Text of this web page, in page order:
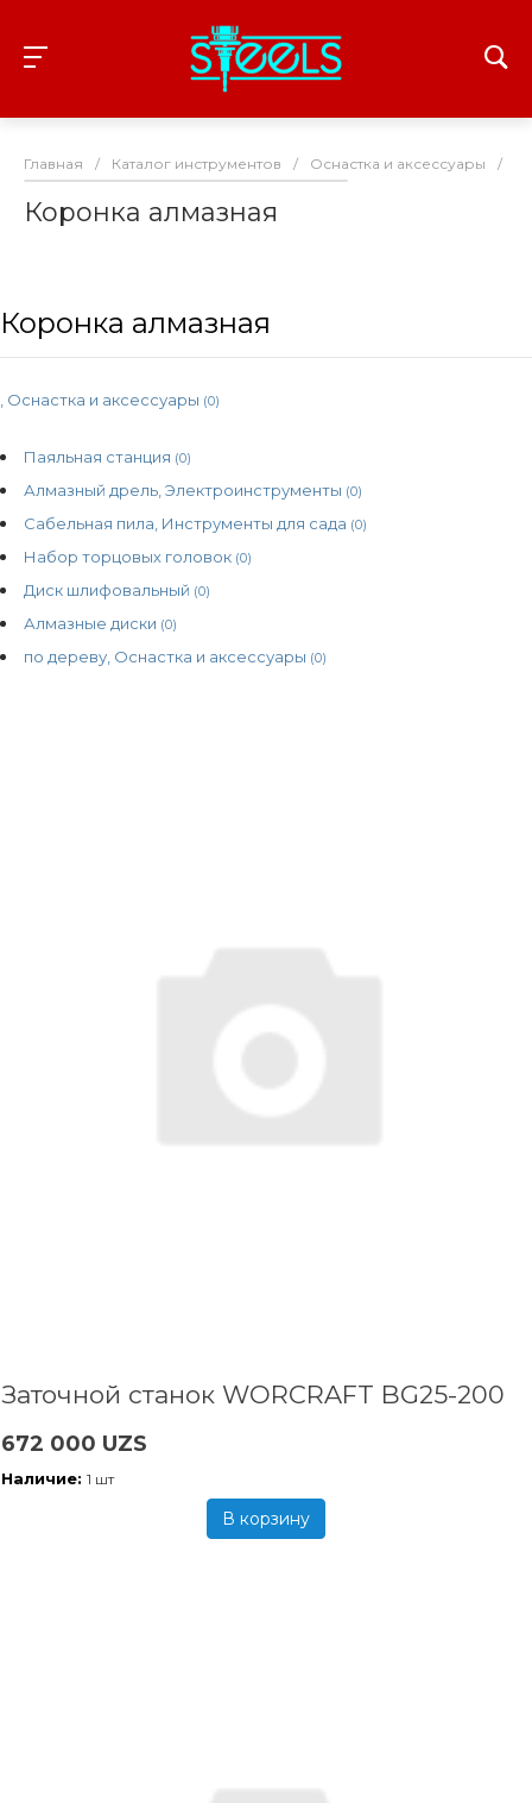
Главная / Каталог инструментов / Оснастка и аксессуары /
Коронка алмазная
Коронка алмазная
, Оснастка и аксессуары (0)
Паяльная станция (0)
Алмазный дрель, Электроинструменты (0)
Сабельная пила, Инструменты для сада (0)
Набор торцовых головок (0)
Диск шлифовальный (0)
Алмазные диски (0)
по дереву, Оснастка и аксессуары (0)
Заточной станок WORCRAFT BG25-200
672 000 UZS
Наличие: 1 шт
В корзину